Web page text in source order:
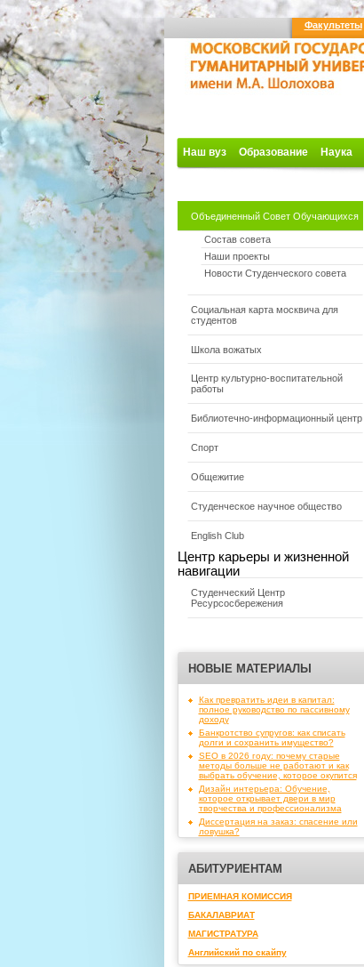
Факультеты
Наш вуз Образование Наука
Объединенный Совет Обучающихся
Состав совета
Наши проекты
Новости Студенческого совета
Социальная карта москвича для
студентов
Школа вожатых
Центр культурно-воспитательной
работы
Библиотечно-информационный центр
Спорт
Общежитие
Студенческое научное общество
English Club
Центр карьеры и жизненной
навигации
Студенческий Центр
Ресурсосбережения
НОВЫЕ МАТЕРИАЛЫ
Как превратить идеи в капитал:
полное руководство по пассивному
доходу
Банкротство супругов: как списать
долги и сохранить имущество?
SEO в 2026 году: почему старые
методы больше не работают и как
выбрать обучение, которое окупится
Дизайн интерьера: Обучение,
которое открывает двери в мир
творчества и профессионализма
Диссертация на заказ: спасение или
ловушка?
АБИТУРИЕНТАМ
ПРИЕМНАЯ КОМИССИЯ
БАКАЛАВРИАТ
МАГИСТРАТУРА
Английский по скайпу